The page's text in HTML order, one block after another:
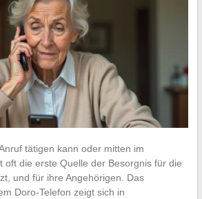
tätigen kann oder mitten im
oft die erste Quelle der Besorgnis für die
und für ihre Angehörigen. Das
Doro-Telefon zeigt sich in